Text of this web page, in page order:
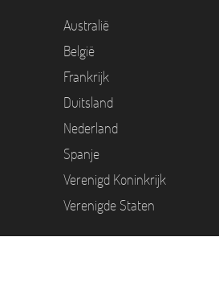
Australië
België
Frankrijk
Duitsland
Nederland
Spanje
Verenigd Koninkrijk
Verenigde Staten